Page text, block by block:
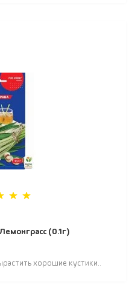
(0.1г)
хорошие кустики..